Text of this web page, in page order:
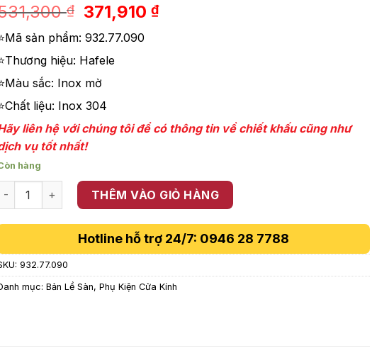
₫
Giá
gốc
là:
531,300 ₫.
371,910₫Giá
sản phẩm: 932.77.090
hiệu: Hafele
sắc: Inox mờ
liệu: Inox 304
liên hệ với chúng tôi để có thông tin về chiết khấu cũng như
vụ tốt nhất!
hàng
Trục Xoay Cho Bản Lề Sàn Hafele 932.77.090 số lượng
THÊM VÀO GIỎ HÀNG
Hotline hỗ trợ 24/7: 0946 28 7788
932.77.090
mục: Bản Lề Sàn, Phụ Kiện Cửa Kính